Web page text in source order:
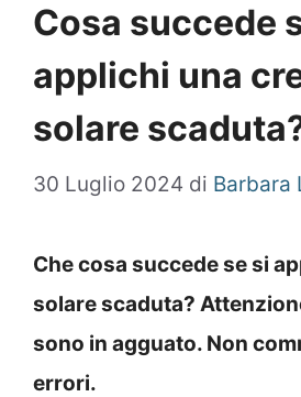
Cosa succede
applichi una
solare
30 Luglio 2024 di Barbara
Che cosa succede se si
solare scaduta?
sono in agguato. Non
errori.